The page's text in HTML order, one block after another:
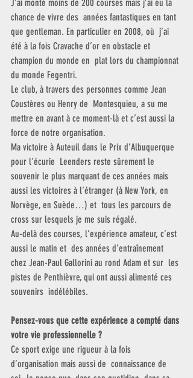
J’ai monté moins de 200 courses mais j’ai eu la
chance de vivre des  années fantastiques en tant
que gentleman. En particulier en 2008, où  j’ai
été à la fois Cravache d’or en obstacle et
champion du monde en  plat lors du championnat
du monde Fegentri.
Le club, à travers des personnes comme Jean
Coustères ou Henry de  Montesquieu, a su me
mettre en avant à ce moment-là et c’est aussi la
force de notre organisation.
Ma victoire à Auteuil dans le Prix d’Albuquerque
pour l’écurie  Leenders reste sûrement le
souvenir le plus marquant de ces années mais
aussi les victoires à l’étranger (à New York, en
Norvège, en Suède…) et  tous les parcours de
cross sur lesquels je me suis régalé.
Au-delà des courses, l’expérience amateur, c’est
aussi le matin et  des années d’entraînement
chez Jean-Paul Gallorini au rond Adam et sur  les
pistes de Penthièvre, qui ont aussi alimenté ces
souvenirs  indélébiles.
Pensez-vous que cette expérience a compté dans
votre vie professionnelle ?
Ce sport exige une rigueur à la fois
d’organisation mais aussi de  connaissance de